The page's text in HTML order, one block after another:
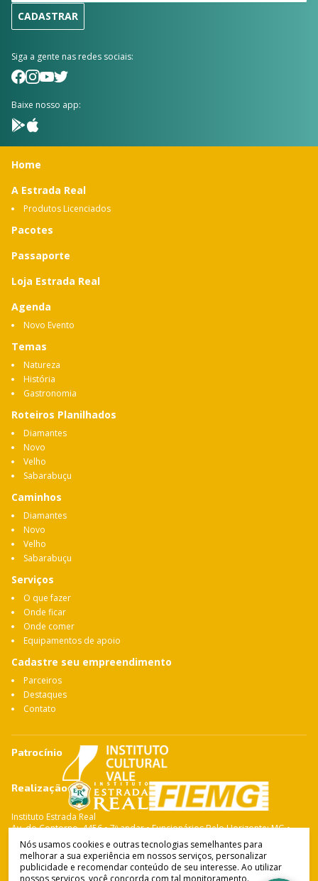
CADASTRAR
Siga a gente nas redes sociais:
Baixe nosso app:
Home
A Estrada Real
Produtos Licenciados
Pacotes
Passaporte
Loja Estrada Real
Agenda
Novo Evento
Temas
Natureza
História
Gastronomia
Roteiros Planilhados
Diamantes
Novo
Velho
Sabarabuçu
Caminhos
Diamantes
Novo
Velho
Sabarabuçu
Serviços
O que fazer
Onde ficar
Onde comer
Equipamentos de apoio
Cadastre seu empreendimento
Parceiros
Destaques
Contato
Patrocínio
Realização
Instituto Estrada Real
Av. do Contorno, 4456 • 7º andar • Funcionários Belo Horizonte: MG •
CEP: 30.110-028 Fone: 31 3263-4765
Instituto Estrada Real© Copyright 2021-2026
Nós usamos cookies e outras tecnologias semelhantes para
melhorar a sua experiência em nossos serviços, personalizar
publicidade e recomendar conteúdo de seu interesse. Ao utilizar
nossos serviços, você concorda com tal monitoramento.